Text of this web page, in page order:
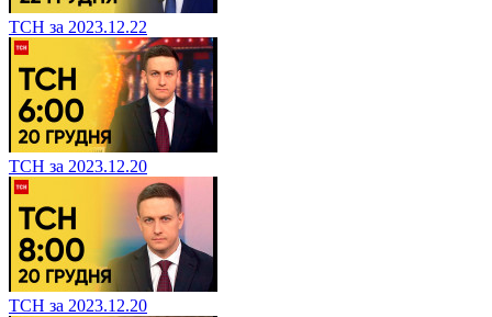
ТСН за 2023.12.22
ТСН за 2023.12.20
ТСН за 2023.12.20